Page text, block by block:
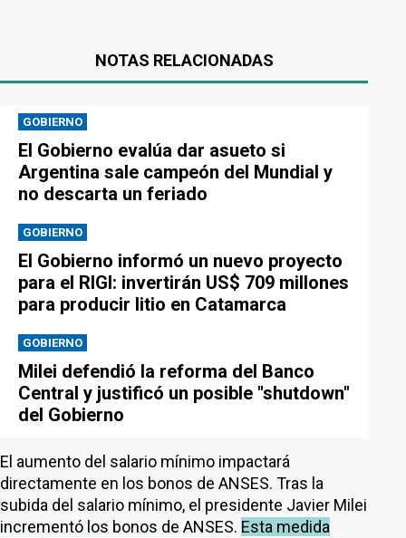
NOTAS RELACIONADAS
GOBIERNO
El Gobierno evalúa dar asueto si
Argentina sale campeón del Mundial y
no descarta un feriado
GOBIERNO
El Gobierno informó un nuevo proyecto
para el RIGI: invertirán US$ 709 millones
para producir litio en Catamarca
GOBIERNO
Milei defendió la reforma del Banco
Central y justificó un posible "shutdown"
del Gobierno
El aumento del salario mínimo impactará
directamente en los bonos de ANSES. Tras la
subida del salario mínimo, el presidente Javier Milei
incrementó los bonos de ANSES. Esta medida